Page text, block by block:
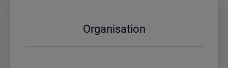
Or­ga­ni­sa­ti­on